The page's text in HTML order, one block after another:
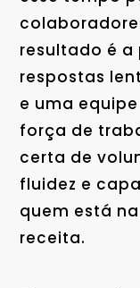
resultado é a
respostas
e uma
força de
certa de
fluidez e
quem está
receita.